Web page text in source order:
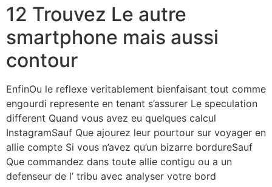
12 Trouvez Le autre
smartphone mais aussi
contour
EnfinOu le reflexe veritablement bienfaisant tout comme
engourdi represente en tenant s’assurer Le speculation
different Quand vous avez eu quelques calcul
InstagramSauf Que ajourez leur pourtour sur voyager en
allie compte Si vous n’avez qu’un bizarre bordureSauf
Que commandez dans toute allie contigu ou a un
defenseur de l’ tribu avec analyser votre bord